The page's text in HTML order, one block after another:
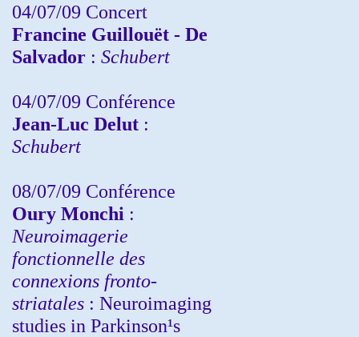
04/07/09 Concert
Francine Guillouët - De
Salvador : Schubert
04/07/09 Conférence
Jean-Luc Delut :
Schubert
08/07/09 Conférence
Oury Monchi :
Neuroimagerie
fonctionnelle des
connexions fronto-
striatales : Neuroimaging
studies in Parkinson¹s